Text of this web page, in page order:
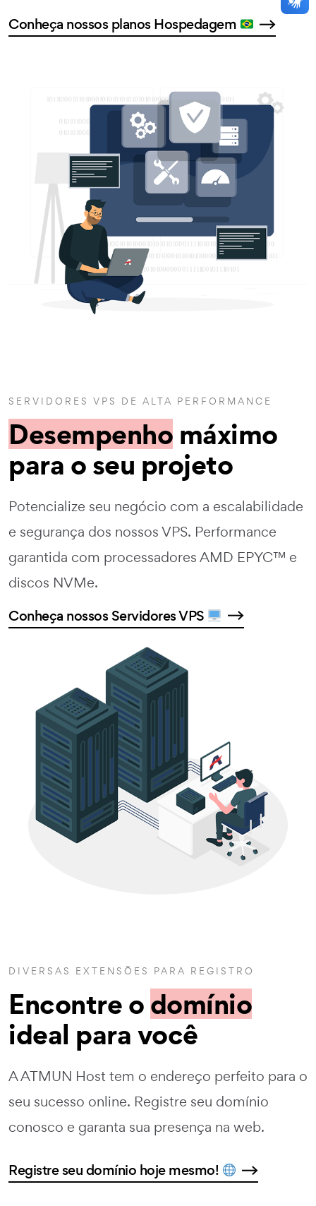
Conheça nossos planos Hospedagem
SERVIDORES VPS DE ALTA PERFORMANCE
Desempenho máximo
para o seu projeto
Potencialize seu negócio com a escalabilidade
e segurança dos nossos VPS. Performance
garantida com processadores AMD EPYC™ e
discos NVMe.
Conheça nossos Servidores VPS
DIVERSAS EXTENSÕES PARA REGISTRO
Encontre odomínio
ideal para você
A ATMUN Host tem o endereço perfeito para o
seu sucesso online. Registre seu domínio
conosco e garanta sua presença na web.
Registre seu domínio hoje mesmo!